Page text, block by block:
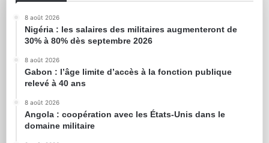
8 août 2026
Nigéria : les salaires des militaires augmenteront de
30% à 80% dès septembre 2026
8 août 2026
Gabon : l’âge limite d’accès à la fonction publique
relevé à 40 ans
8 août 2026
Angola : coopération avec les États-Unis dans le
domaine militaire